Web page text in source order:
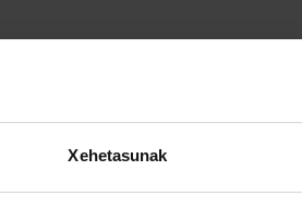
Xehetasunak
inguruaantolatu da 20:00etan:“La